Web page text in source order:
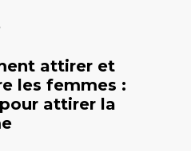
attirer et
les femmes :
attirer la